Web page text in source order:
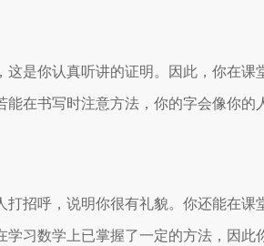
是你认真听讲的证明。因此，你在课
在书写时注意方法，你的字会像你的
招呼，说明你很有礼貌。你还能在课
习数学上已掌握了一定的方法，因此